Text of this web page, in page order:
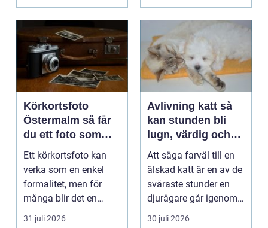
Körkortsfoto
Östermalm så får
du ett foto som
alltid blir godkänt
Ett körkortsfoto kan
verka som en enkel
formalitet, men för
många blir det en
oväntad källa till str...
31 juli 2026
Avlivning katt så
kan stunden bli
lugn, värdig och
trygg
Att säga farväl till en
älskad katt är en av de
svåraste stunder en
djurägare går igenom.
Beslutet o...
30 juli 2026